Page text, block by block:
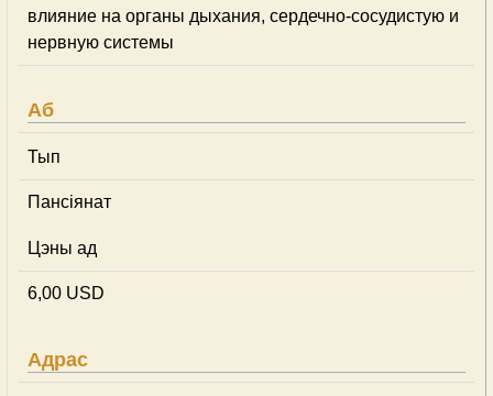
влияние на органы дыхания, сердечно-сосудистую и
нервную системы
Аб
Тып
Пансіянат
Цэны ад
6,00 USD
Адрас